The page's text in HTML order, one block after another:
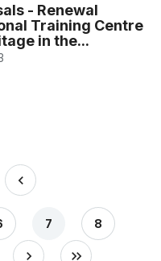
- Renewal
Training Centre
in the...
7 8